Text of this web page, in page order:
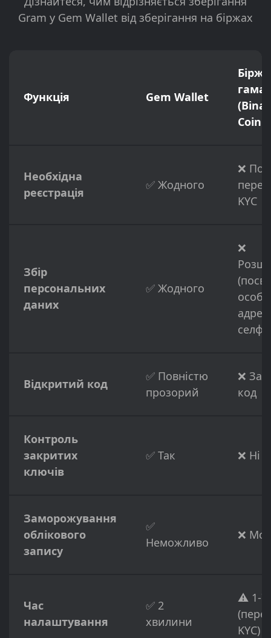
Gram у Gem Wallet від зберігання на біржах
Функція Gem Wallet
Необхідна
реєстрація
✅ Жодного
❌
KYC
Збір
персональних
даних
✅ Жодного
❌
селфі)
Відкритий код
✅ Повністю
прозорий
❌
код
Контроль
закритих
ключів
✅ Так ❌ Ні
Заморожування
облікового
запису
✅
Неможливо
❌
Час
налаштування
✅ 2
хвилини
⚠️ 1-7
KYC)